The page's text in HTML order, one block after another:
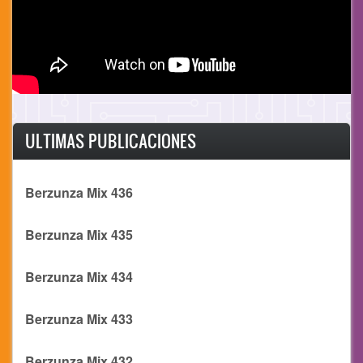
ULTIMAS PUBLICACIONES
Berzunza Mix 436
Berzunza Mix 435
Berzunza Mix 434
Berzunza Mix 433